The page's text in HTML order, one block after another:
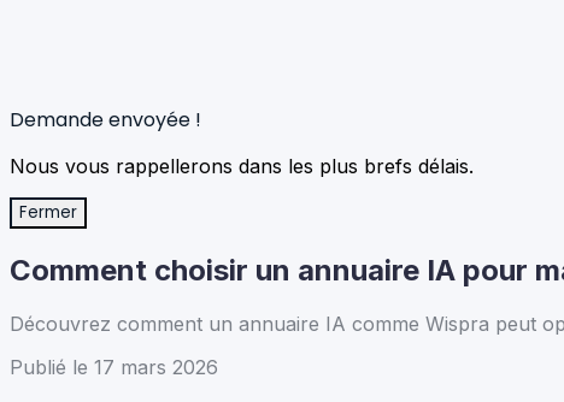
Demande envoyée !
Nous vous rappellerons dans les plus brefs délais.
Fermer
Comment choisir un annuaire IA pour
Découvrez comment un annuaire IA comme Wispra peut
Publié le 17 mars 2026